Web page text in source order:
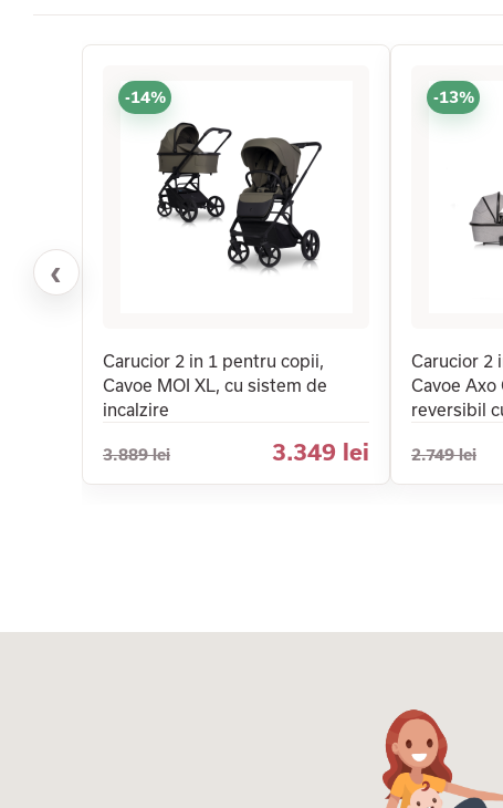
‹
-14%
Carucior 2 in 1 pentru copii,
Cavoe MOI XL, cu sistem de
incalzire
3.889 lei 3.349 lei
-13%
Carucior 2
Cavoe
reversibil
2.749 lei